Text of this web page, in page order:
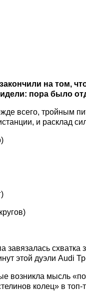
на том,
пора было
всего, тройным
и расклад
завязалась
этой дуэли Audi
возникла мысль
колец» в